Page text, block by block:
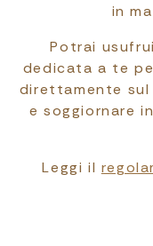
in
Potrai
dedicata a te
direttamente
e soggiornare
Leggi il